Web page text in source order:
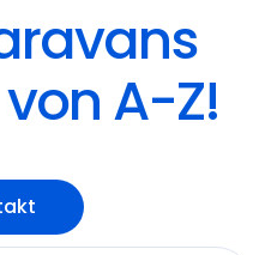
A-Z!